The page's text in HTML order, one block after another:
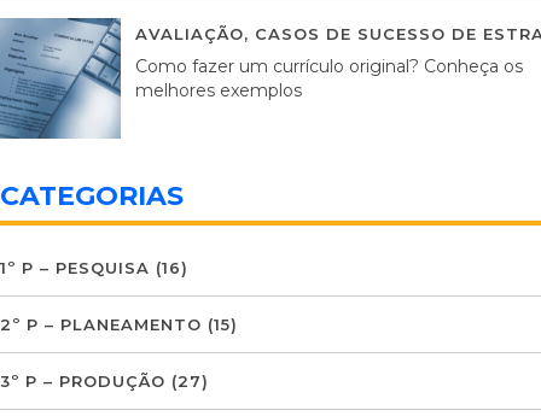
AVALIAÇÃO, CASOS DE SUCESSO DE
Como fazer um currículo original? Conheça os
melhores exemplos
CATEGORIAS
1º P – PESQUISA (16)
2º P – PLANEAMENTO (15)
3º P – PRODUÇÃO (27)